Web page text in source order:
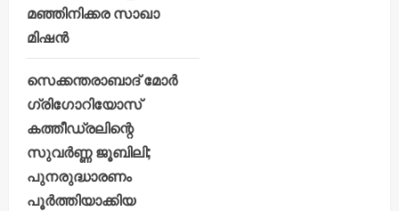
മഞ്ഞിനിക്കര സാഖാ
മിഷൻ
സെക്കന്തരാബാദ് മോർ
ഗ്രിഗോറിയോസ്
കത്തീഡ്രലിന്റെ
സുവർണ്ണ ജൂബിലി;
പുനരുദ്ധാരണം
പൂർത്തിയാക്കിയ